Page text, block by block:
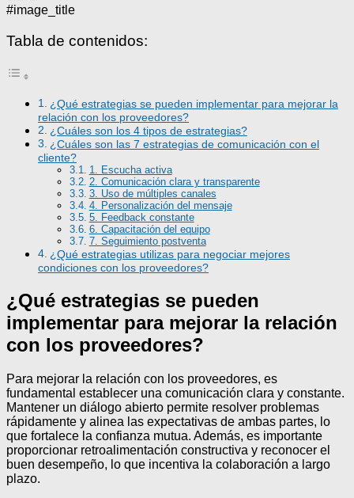
#image_title
Tabla de contenidos:
¿Qué estrategias se pueden implementar para mejorar la
relación con los proveedores?
¿Cuáles son los 4 tipos de estrategias?
¿Cuáles son las 7 estrategias de comunicación con el
cliente?
1. Escucha activa
2. Comunicación clara y transparente
3. Uso de múltiples canales
4. Personalización del mensaje
5. Feedback constante
6. Capacitación del equipo
7. Seguimiento postventa
¿Qué estrategias utilizas para negociar mejores
condiciones con los proveedores?
¿Qué estrategias se pueden
implementar para mejorar la relación
con los proveedores?
Para mejorar la relación con los proveedores, es
fundamental establecer una comunicación clara y constante.
Mantener un diálogo abierto permite resolver problemas
rápidamente y alinea las expectativas de ambas partes, lo
que fortalece la confianza mutua. Además, es importante
proporcionar retroalimentación constructiva y reconocer el
buen desempeño, lo que incentiva la colaboración a largo
plazo.